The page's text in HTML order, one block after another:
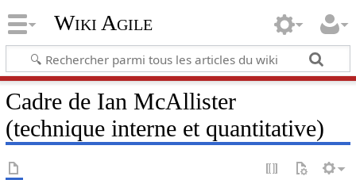
Wiki Agile
Cadre de Ian McAllister
(technique interne et quantitative)